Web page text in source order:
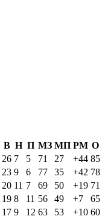
В Н П МЗ МП РМ О
26 7 5 71 27 +44 85
23 9 6 77 35 +42 78
20 11 7 69 50 +19 71
19 8 11 56 49 +7
65
17 9 12 63 53 +10 60